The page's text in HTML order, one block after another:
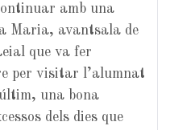
amb una
Maria, avantsala de
que va fer
per visitar l’alumnat
una bona
dels dies que